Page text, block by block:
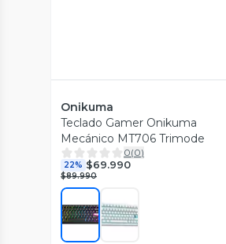
Onikuma
Teclado Gamer Onikuma
Mecánico MT706 Trimode
0(0)
22% $69.990
$89.990